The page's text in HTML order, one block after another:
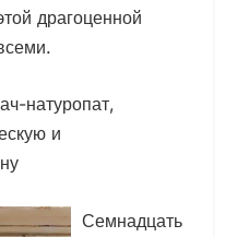
драгоценной
натуропат,
и
Семнадцать